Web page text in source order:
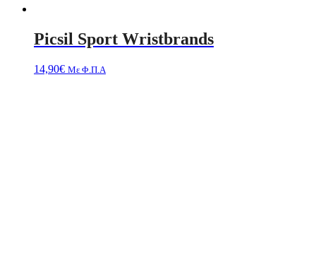
Picsil Sport Wristbrands
14,90€ Με Φ.Π.Α